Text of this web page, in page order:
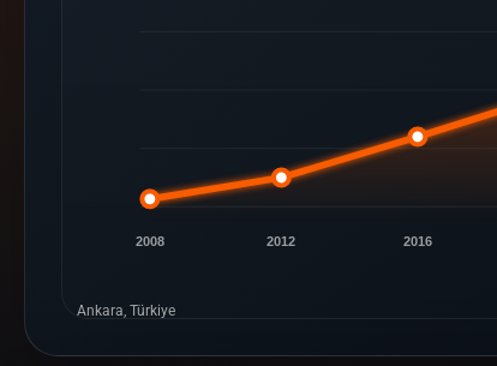
2008 2012 2016
Ankara, Türkiye